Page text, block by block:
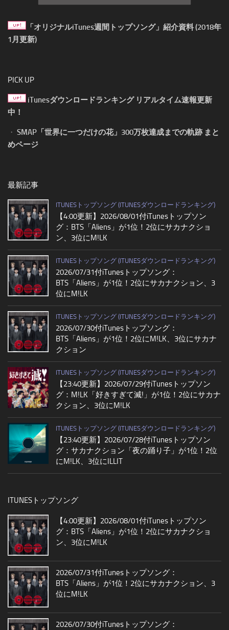
「オリジナルiTunes週間トップソング」紹介資料 (2018年
1月更新)
PICK UP
iTunesダウンロードランキング リアルタイム速報更新
中！
・ SMAP「世界に一つだけの花」300万枚達成までの軌跡 まと
めページ
最新記事
ITUNESトップソング (ITUNESダウンロードランキング)
【4:00更新】2026/08/01付iTunesトップソン
グ：BTS「Aliens」が1位！2位にサカナクショ
ン、3位にM!LK
ITUNESトップソング (ITUNESダウンロードランキング)
2026/07/31付iTunesトップソング：
BTS「Aliens」が1位！2位にサカナクション、3
位にM!LK
ITUNESトップソング (ITUNESダウンロードランキング)
2026/07/30付iTunesトップソング：
BTS「Aliens」が1位！2位にM!LK、3位にサカナ
クション
ITUNESトップソング (ITUNESダウンロードランキング)
【23:40更新】2026/07/29付iTunesトップソン
グ：M!LK「好きすぎて滅!」が1位！2位にサカナ
クション、3位にM!LK
ITUNESトップソング (ITUNESダウンロードランキング)
【23:40更新】2026/07/28付iTunesトップソン
グ：サカナクション「夜の踊り子」が1位！2位
にM!LK、3位にILLIT
ITUNESトップソング
【4:00更新】2026/08/01付iTunesトップソン
グ：BTS「Aliens」が1位！2位にサカナクショ
ン、3位にM!LK
2026/07/31付iTunesトップソング：
BTS「Aliens」が1位！2位にサカナクション、3
位にM!LK
2026/07/30付iTunesトップソング：